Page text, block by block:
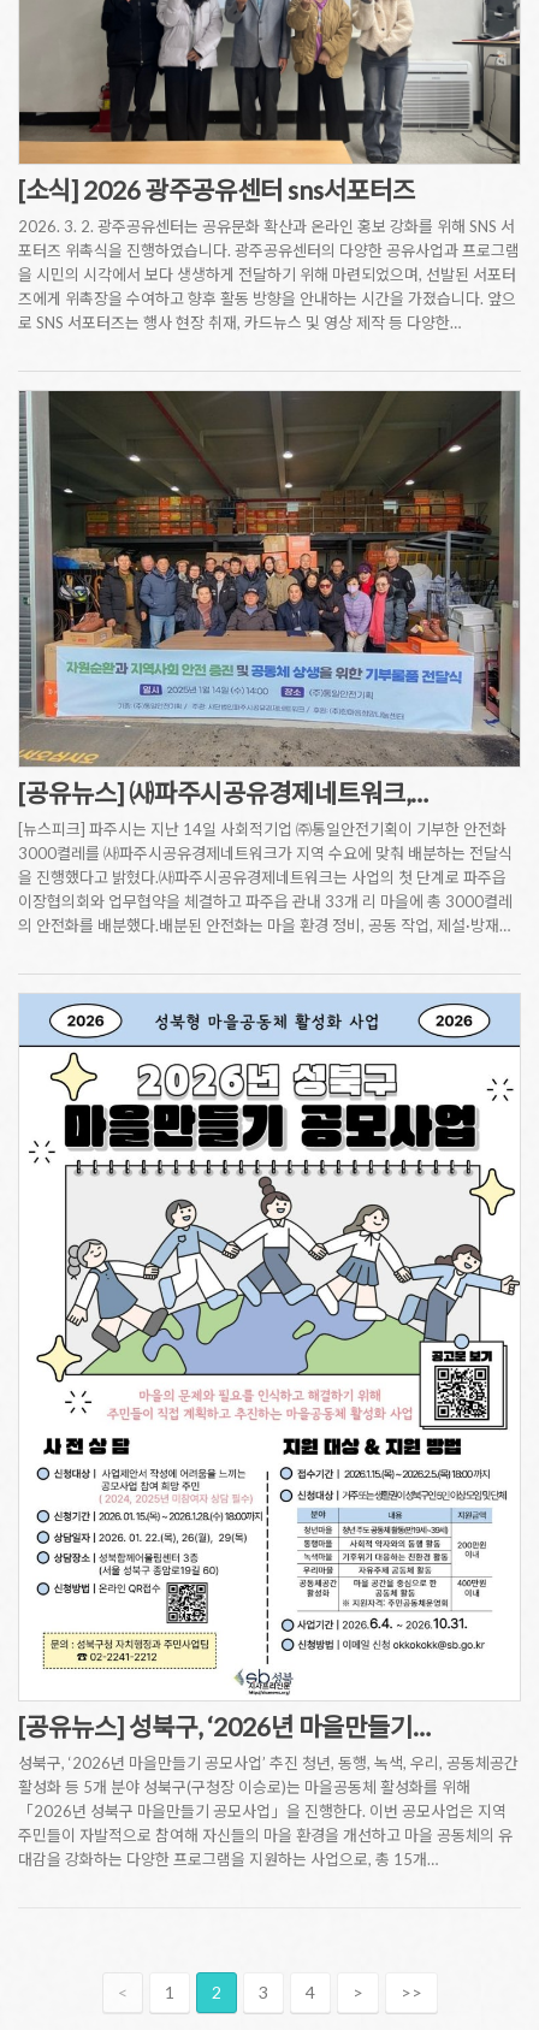
[소식] 2026 광주공유센터 sns서포터즈
2026. 3. 2. 광주공유센터는 공유문화 확산과 온라인 홍보 강화를 위해 SNS 서
포터즈 위촉식을 진행하였습니다. 광주공유센터의 다양한 공유사업과 프로그램
을 시민의 시각에서 보다 생생하게 전달하기 위해 마련되었으며, 선발된 서포터
즈에게 위촉장을 수여하고 향후 활동 방향을 안내하는 시간을 가졌습니다. 앞으
로 SNS 서포터즈는 행사 현장 취재, 카드뉴스 및 영상 제작 등 다양한…
[공유뉴스] ㈔파주시공유경제네트워크,…
[뉴스피크] 파주시는 지난 14일 사회적기업 ㈜통일안전기획이 기부한 안전화
3000켤레를 ㈔파주시공유경제네트워크가 지역 수요에 맞춰 배분하는 전달식
을 진행했다고 밝혔다.㈔파주시공유경제네트워크는 사업의 첫 단계로 파주읍
이장협의회와 업무협약을 체결하고 파주읍 관내 33개 리 마을에 총 3000켤레
의 안전화를 배분했다.배분된 안전화는 마을 환경 정비, 공동 작업, 제설·방재…
[공유뉴스] 성북구, ‘2026년 마을만들기…
성북구, ‘2026년 마을만들기 공모사업’ 추진 청년, 동행, 녹색, 우리, 공동체공간
활성화 등 5개 분야 성북구(구청장 이승로)는 마을공동체 활성화를 위해
「2026년 성북구 마을만들기 공모사업」을 진행한다. 이번 공모사업은 지역
주민들이 자발적으로 참여해 자신들의 마을 환경을 개선하고 마을 공동체의 유
대감을 강화하는 다양한 프로그램을 지원하는 사업으로, 총 15개…
< 1 2 3 4 > >>